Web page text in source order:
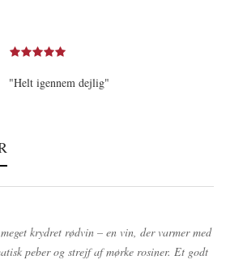
"Helt igennem dejlig"
krydret rødvin – en vin, der varmer med
peber og strejf af mørke rosiner. Et godt